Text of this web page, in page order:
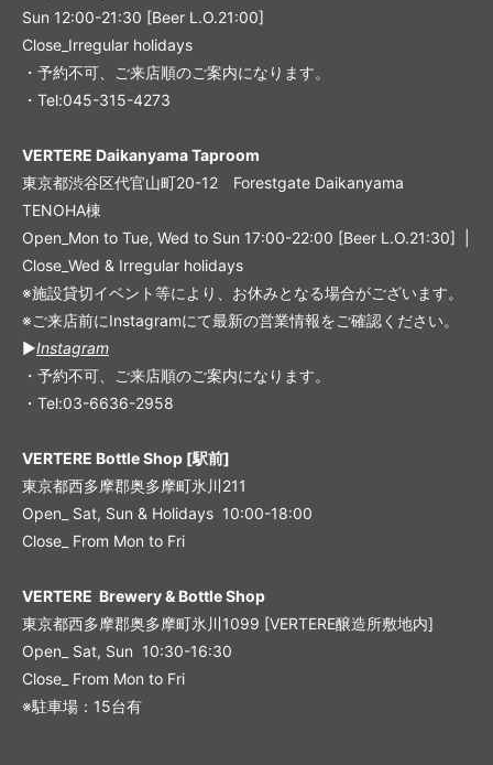
Sun 12:00-21:30 [Beer L.O.21:00]
Close_Irregular holidays
・予約不可、ご来店順のご案内になります。
・Tel:045-315-4273
VERTERE Daikanyama Taproom
東京都渋谷区代官山町20-12 Forestgate Daikanyama
TENOHA棟
Open_Mon to Tue, Wed to Sun 17:00-22:00 [Beer L.O.21:30] |
Close_Wed & Irregular holidays
※施設貸切イベント等により、お休みとなる場合がございます。
※ご来店前にInstagramにて最新の営業情報をご確認ください。
▶︎Instagram
・予約不可、ご来店順のご案内になります。
・Tel:03-6636-2958
VERTERE Bottle Shop [駅前]
東京都西多摩郡奥多摩町氷川211
Open_ Sat, Sun & Holidays 10:00-18:00
Close_ From Mon to Fri
VERTERE Brewery & Bottle Shop
東京都西多摩郡奥多摩町氷川1099 [VERTERE醸造所敷地内]
Open_ Sat, Sun 10:30-16:30
Close_ From Mon to Fri
※駐車場：15台有